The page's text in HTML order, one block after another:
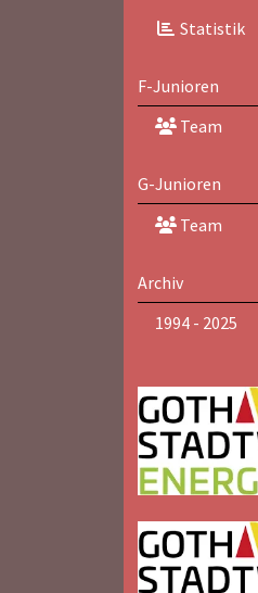
Statistik
F-Junioren
Team
G-Junioren
Team
Archiv
1994 - 2025